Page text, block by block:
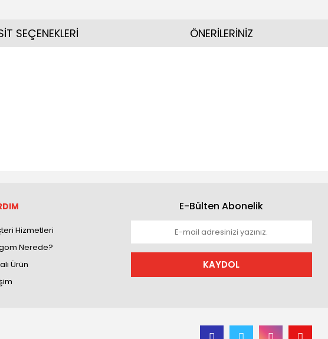
SEÇENEKLERİ ÖNERİLERİNİZ
Hizmetleri
Nerede?
Ürün
E-Bülten Abonelik
KAYDOL